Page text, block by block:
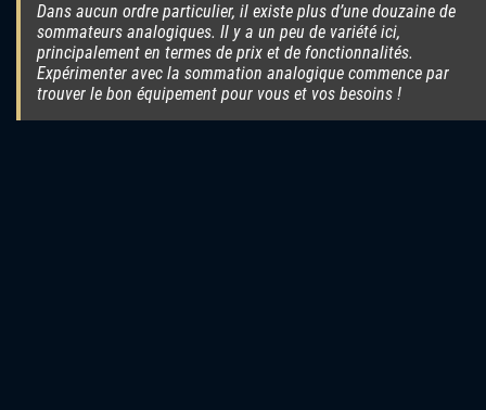
Dans aucun ordre particulier, il existe plus d’une douzaine de
sommateurs analogiques. Il y a un peu de variété ici,
principalement en termes de prix et de fonctionnalités.
Expérimenter avec la sommation analogique commence par
trouver le bon équipement pour vous et vos besoins !